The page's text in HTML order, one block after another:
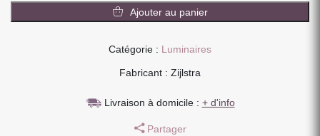
LED
VINTAGE
SPHERIQUE
COLORIS
E27
Ajouter au panier
Catégorie : Luminaires
Fabricant : Zijlstra
Livraison à domicile : + d'info
Partager